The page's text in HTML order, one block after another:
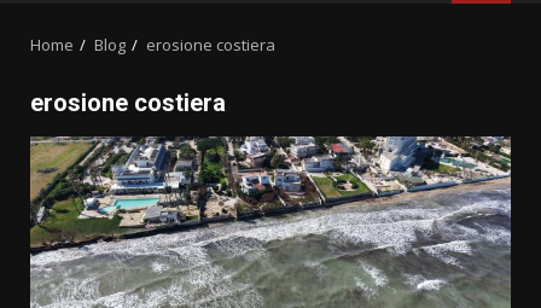
Home Blog erosione costiera
erosione costiera